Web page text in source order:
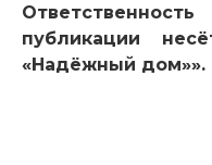
публикации
«Надёжный дом»».